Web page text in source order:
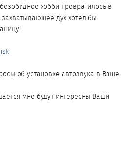
хобби превратилось в
дух хотел бы
об установке автозвука в Ваше
мне будут интересны Ваши